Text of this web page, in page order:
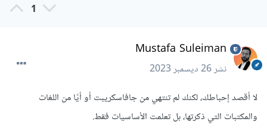
1
Mustafa Suleiman
نشر26 ديسمبر 2023
لا أقصد إحباطك، لكنك لم تنتهي من جافاسكريبت أو أيًا من اللغات
والمكتبات التي ذكرتها، بل تعلمت الأساسيات فقط.